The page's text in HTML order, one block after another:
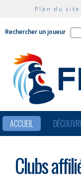
Plan du site
Rechercher un joueur
ACCUEIL
Clubs